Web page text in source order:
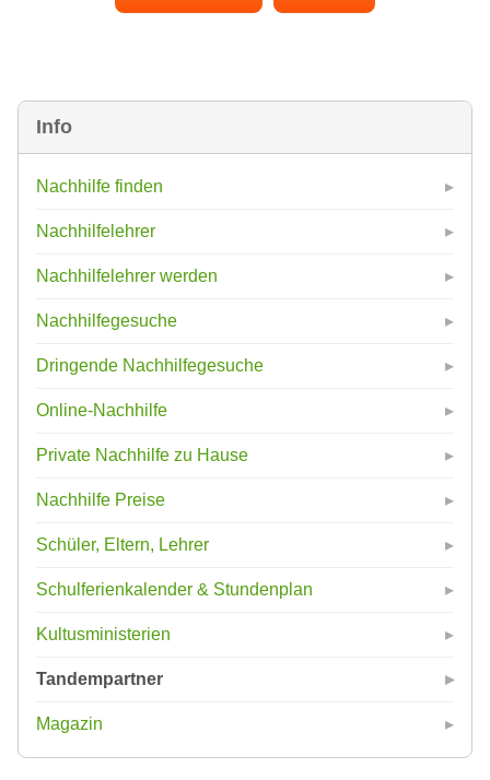
Info
Nachhilfe finden
Nachhilfelehrer
Nachhilfelehrer werden
Nachhilfegesuche
Dringende Nachhilfegesuche
Online-Nachhilfe
Private Nachhilfe zu Hause
Nachhilfe Preise
Schüler, Eltern, Lehrer
Schulferienkalender & Stundenplan
Kultusministerien
Tandempartner
Magazin